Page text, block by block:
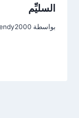
السليِّم
بواسطة